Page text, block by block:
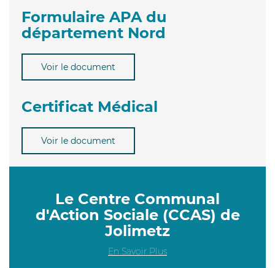
Formulaire APA du
département Nord
Voir le document
Certificat Médical
Voir le document
Le Centre Communal
d'Action Sociale (CCAS) de
Jolimetz
En Savoir Plus